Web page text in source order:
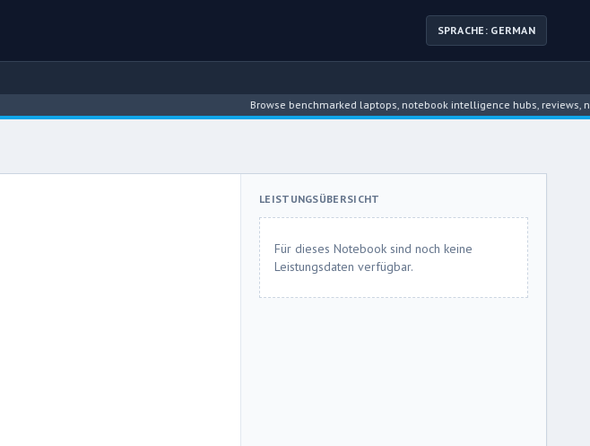
SPRACHE: GERMAN
Browse benchmarked laptops, notebook intelligence hubs, reviews,
LEISTUNGSÜBERSICHT
Für dieses Notebook sind noch keine
Leistungsdaten verfügbar.